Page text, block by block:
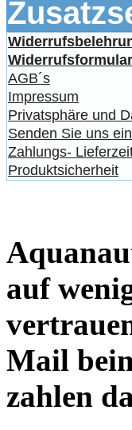
Widerrufsformular
AGB´s
Impressum
Privatsphäre und
Senden Sie uns
Zahlungs-
Produktsicherheit
auf
Mail
zahlen